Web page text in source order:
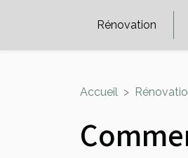
Rénovation
Accueil